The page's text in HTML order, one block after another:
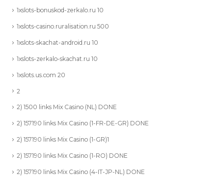
1xslots-bonuskod-zerkalo.ru 10
1xslots-casino.ruralisation.ru 500
1xslots-skachat-android.ru 10
1xslots-zerkalo-skachat.ru 10
1xslots.us.com 20
2
2) 1500 links Mix Casino (NL) DONE
2) 157190 links Mix Casino (1-FR-DE-GR) DONE
2) 157190 links Mix Casino (1-GR)1
2) 157190 links Mix Casino (1-RO) DONE
2) 157190 links Mix Casino (4-IT-JP-NL) DONE